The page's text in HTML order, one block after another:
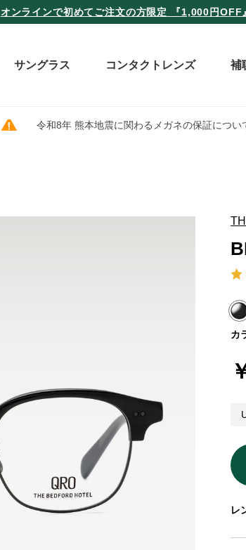
オンラインで初めてご注文の方限定 『1,000円OFF
サングラス コンタクトレンズ 補
令和8年 熊本地震に関わるメガネの保証につい
レ
カ